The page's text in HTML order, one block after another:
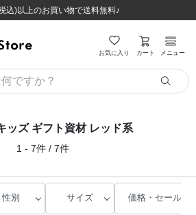
込)以上のお買い物で送料無料♪
額！！8/12(水)お昼12:59まで！！
込)以上のお買い物で送料無料♪
額！！8/12(水)お昼12:59まで！！
お気に入り カート メニュー
ッズ ギフト資材 レッド系
1 - 7件 / 7件
性別 サイズ 価格・セール